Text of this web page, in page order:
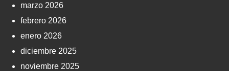
marzo 2026
febrero 2026
enero 2026
diciembre 2025
noviembre 2025